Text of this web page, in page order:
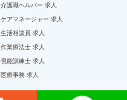
介護職ヘルパー 求人
ケアマネージャー 求人
生活相談員 求人
作業療法士 求人
視能訓練士 求人
医療事務 求人